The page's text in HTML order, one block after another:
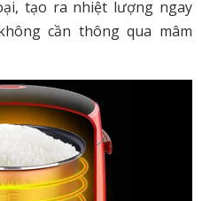
tạo ra nhiệt lượng ngay
cần thông qua mâm